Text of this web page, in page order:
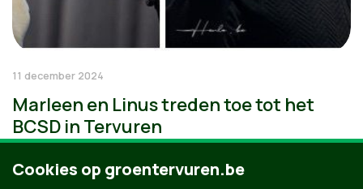
11 december 2024
Marleen en Linus treden toe tot het
BCSD in Tervuren
Cookies op groentervuren.be